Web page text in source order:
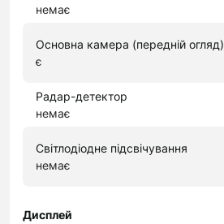
немає
Основна камера (передній огляд)
є
Радар-детектор
немає
Світлодіодне підсвічування
немає
Дисплей